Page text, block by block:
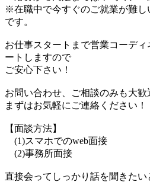
※在職中で今すぐのご就業が難し
です。
お仕事スタートまで営業コーデ
ートしますので
ご安心下さい！
お問い合わせ、ご相談のみも大歓
まずはお気軽にご連絡ください！
【面談方法】
(1)スマホでのweb面接
(2)事務所面接
直接会ってしっかり話を聞きたい